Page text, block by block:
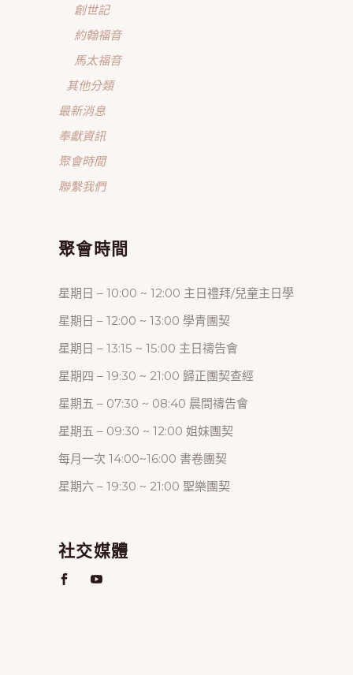
創世記
約翰福音
馬太福音
其他分類
最新消息
奉獻資訊
聚會時間
聯繫我們
聚會時間
星期日 – 10:00 ~ 12:00 主日禮拜/兒童主日學
星期日 – 12:00 ~ 13:00 學青團契
星期日 – 13:15 ~ 15:00 主日禱告會
星期四 – 19:30 ~ 21:00 歸正團契查經
星期五 – 07:30 ~ 08:40 晨間禱告會
星期五 – 09:30 ~ 12:00 姐妹團契
每月一次 14:00~16:00 書卷團契
星期六 – 19:30 ~ 21:00 聖樂團契
社交媒體